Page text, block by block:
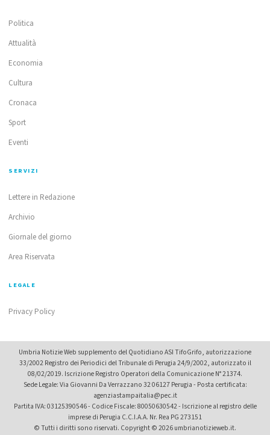
Politica
Attualità
Economia
Cultura
Cronaca
Sport
Eventi
SERVIZI
Lettere in Redazione
Archivio
Giornale del giorno
Area Riservata
LEGALE
Privacy Policy
Umbria Notizie Web supplemento del Quotidiano ASI TifoGrifo, autorizzazione
33/2002 Registro dei Periodici del Tribunale di Perugia 24/9/2002, autorizzato il
08/02/2019. Iscrizione Registro Operatori della Comunicazione N° 21374.
Sede Legale: Via Giovanni Da Verrazzano 32 06127 Perugia - Posta certificata:
agenziastampaitalia@pec.it
Partita IVA: 03125390546 - Codice Fiscale: 80050630542 - Iscrizione al registro delle
imprese di Perugia C.C.I.A.A. Nr. Rea PG 273151
© Tutti i diritti sono riservati. Copyright © 2026 umbrianotizieweb.it.